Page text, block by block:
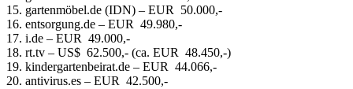
15. gartenmöbel.de (IDN) – EUR 50.000,-
16. entsorgung.de – EUR 49.980,-
17. i.de – EUR 49.000,-
18. rt.tv – US$ 62.500,- (ca. EUR 48.450,-)
19. kindergartenbeirat.de – EUR 44.066,-
20. antivirus.es – EUR 42.500,-